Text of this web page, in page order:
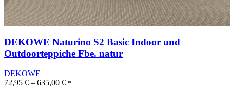
DEKOWE Naturino S2 Basic Indoor und
Outdoorteppiche Fbe. natur
DEKOWE
72,95 € – 635,00 € *